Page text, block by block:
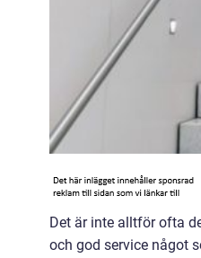
Det är inte alltför ofta
och god service något